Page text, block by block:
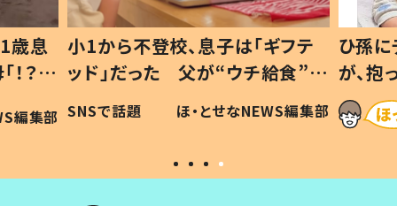
歳息
？」
編集部
小1から不登校、息子は「ギフテ
ッド」だった 父が“ウチ給食”を
作り続ける理由とは #令和の親
#令和の子
SNSで話題 ほ・とせなNEWS編集部
ひ孫
が、
「涙が
い」